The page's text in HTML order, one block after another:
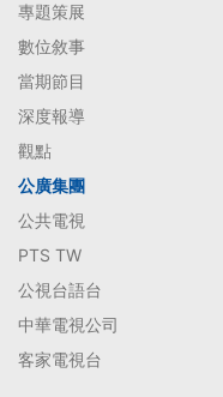
專題策展
數位敘事
當期節目
深度報導
觀點
公廣集團
公共電視
PTS TW
公視台語台
中華電視公司
客家電視台